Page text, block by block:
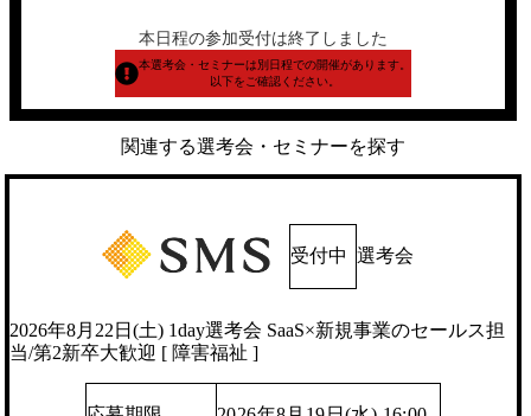
本日程の参加受付は終了しました
本選考会・セミナーは別日程での開催があります。
以下をご確認ください。
関連する選考会・セミナーを探す
受付中 選考会
2026年8月22日(土) 1day選考会 SaaS×新規事業のセールス担
当/第2新卒大歓迎 [ 障害福祉 ]